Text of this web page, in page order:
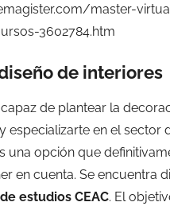
master-
3602784.htm
de interiores
de plantear la
especializarte en el sector
una opción que
en cuenta. Se encuentra
estudios CEAC. El